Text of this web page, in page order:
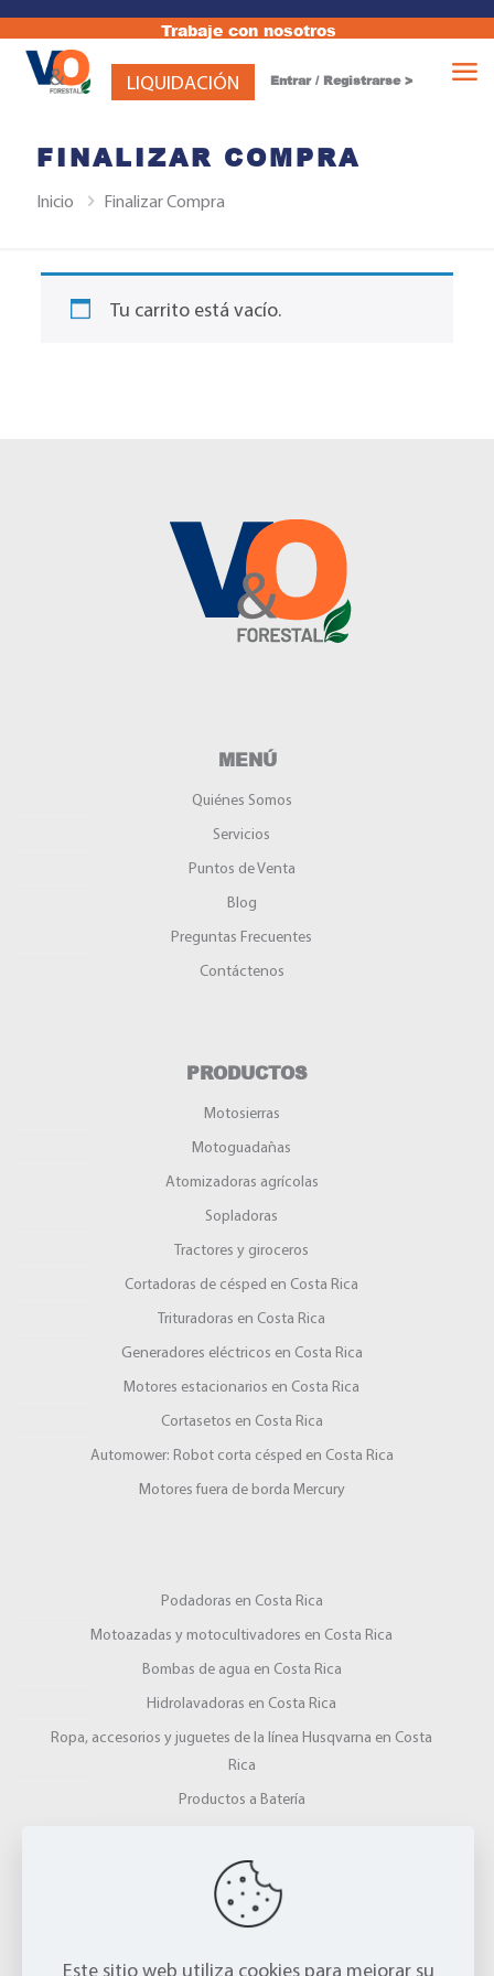
Trabaje con nosotros
LIQUIDACIÓN Entrar / Registrarse >
FINALIZAR COMPRA
Inicio Finalizar Compra
Tu carrito está vacío.
MENÚ
Quiénes Somos
Servicios
Puntos de Venta
Blog
Preguntas Frecuentes
Contáctenos
PRODUCTOS
Motosierras
Motoguadañas
Atomizadoras agrícolas
Sopladoras
Tractores y giroceros
Cortadoras de césped en Costa Rica
Trituradoras en Costa Rica
Generadores eléctricos en Costa Rica
Motores estacionarios en Costa Rica
Cortasetos en Costa Rica
Automower: Robot corta césped en Costa Rica
Motores fuera de borda Mercury
Podadoras en Costa Rica
Motoazadas y motocultivadores en Costa Rica
Bombas de agua en Costa Rica
Hidrolavadoras en Costa Rica
Ropa, accesorios y juguetes de la línea Husqvarna en Costa
Rica
Productos a Batería
Gardena
Picadoras y Ensiladoras en Costa Rica
Este sitio web utiliza cookies para mejorar su
Motosierra 365-SP
₡542,642.00